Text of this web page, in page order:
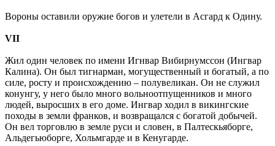
Вороны оставили оружие богов и улетели в Асгард к Одину.
VII
Жил один человек по имени Игнвар Вибирнумссон (Ингвар
Калина). Он был тигнарман, могущественный и богатый, а по
силе, росту и происхождению – полувеликан. Он не служил
конунгу, у него было много вольноотпущенников и много
людей, выросших в его доме. Ингвар ходил в викингские
походы в земли франков, и возвращался с богатой добычей.
Он вел торговлю в земле руси и словен, в Палтескьяборге,
Альдегьюборге, Хольмгарде и в Кенугарде.